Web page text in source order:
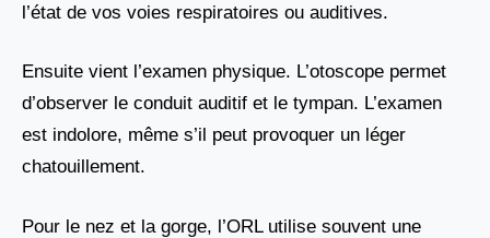
l’état de vos voies respiratoires ou auditives.
Ensuite vient l’examen physique. L’otoscope permet
d’observer le conduit auditif et le tympan. L’examen
est indolore, même s’il peut provoquer un léger
chatouillement.
Pour le nez et la gorge, l’ORL utilise souvent une